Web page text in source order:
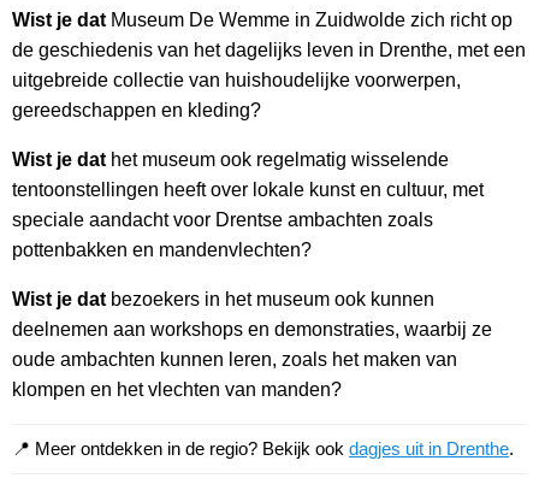
Wist je dat Museum De Wemme in Zuidwolde zich richt op
de geschiedenis van het dagelijks leven in Drenthe, met een
uitgebreide collectie van huishoudelijke voorwerpen,
gereedschappen en kleding?
Wist je dat het museum ook regelmatig wisselende
tentoonstellingen heeft over lokale kunst en cultuur, met
speciale aandacht voor Drentse ambachten zoals
pottenbakken en mandenvlechten?
Wist je dat bezoekers in het museum ook kunnen
deelnemen aan workshops en demonstraties, waarbij ze
oude ambachten kunnen leren, zoals het maken van
klompen en het vlechten van manden?
📍 Meer ontdekken in de regio? Bekijk ook dagjes uit in Drenthe.